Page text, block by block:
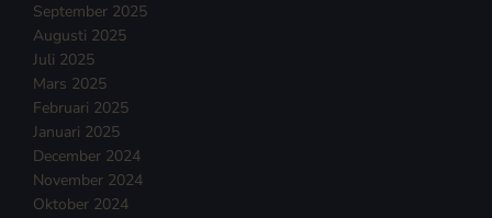
September 2025
Augusti 2025
Juli 2025
Mars 2025
Februari 2025
Januari 2025
December 2024
November 2024
Oktober 2024